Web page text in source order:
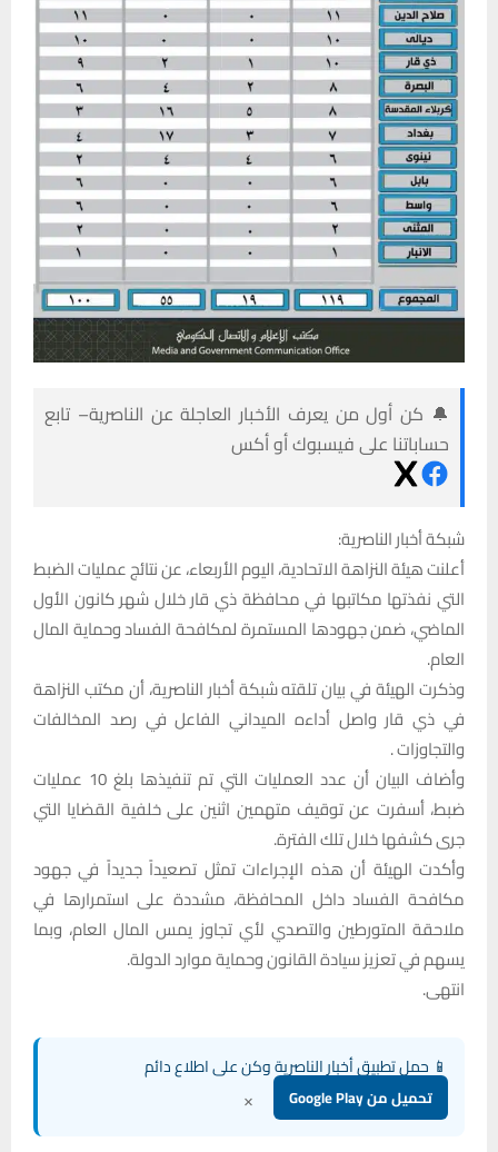
🔔 كن أول من يعرف الأخبار العاجلة عن الناصرية– تابع
حساباتنا على فيسبوك أو أكس
شبكة أخبار الناصرية:
أعلنت هيئة النزاهة الاتحادية، اليوم الأربعاء، عن نتائج عمليات الضبط
التي نفذتها مكاتبها في محافظة ذي قار خلال شهر كانون الأول
الماضي، ضمن جهودها المستمرة لمكافحة الفساد وحماية المال
العام.
وذكرت الهيئة في بيان تلقته شبكة أخبار الناصرية، أن مكتب النزاهة
في ذي قار واصل أداءه الميداني الفاعل في رصد المخالفات
والتجاوزات .
وأضاف البيان أن عدد العمليات التي تم تنفيذها بلغ 10 عمليات
ضبط، أسفرت عن توقيف متهمين اثنين على خلفية القضايا التي
جرى كشفها خلال تلك الفترة.
وأكدت الهيئة أن هذه الإجراءات تمثل تصعيداً جديداً في جهود
مكافحة الفساد داخل المحافظة، مشددة على استمرارها في
ملاحقة المتورطين والتصدي لأي تجاوز يمس المال العام، وبما
يسهم في تعزيز سيادة القانون وحماية موارد الدولة.
انتهى.
📱 حمل تطبيق أخبار الناصرية وكن على اطلاع دائم
تحميل من Google Play ×